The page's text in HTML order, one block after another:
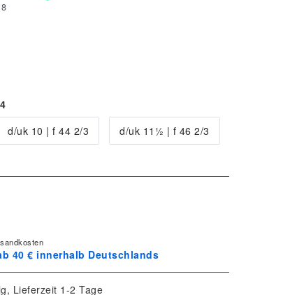
d/uk 10 | f 44 2/3 d/uk 11½ | f 46 2/3
40 € innerhalb Deutschlands
Lieferzeit 1-2 Tage